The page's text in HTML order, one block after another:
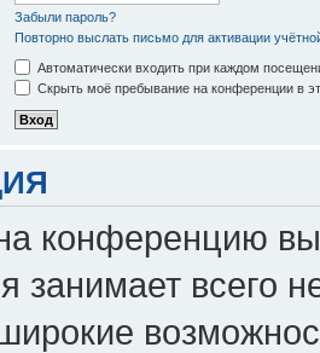
Забыли пароль?
Повторно выслать письмо для активации
Автоматически входить при каждом
Скрыть моё пребывание на конференции в
конференцию
занимает всего